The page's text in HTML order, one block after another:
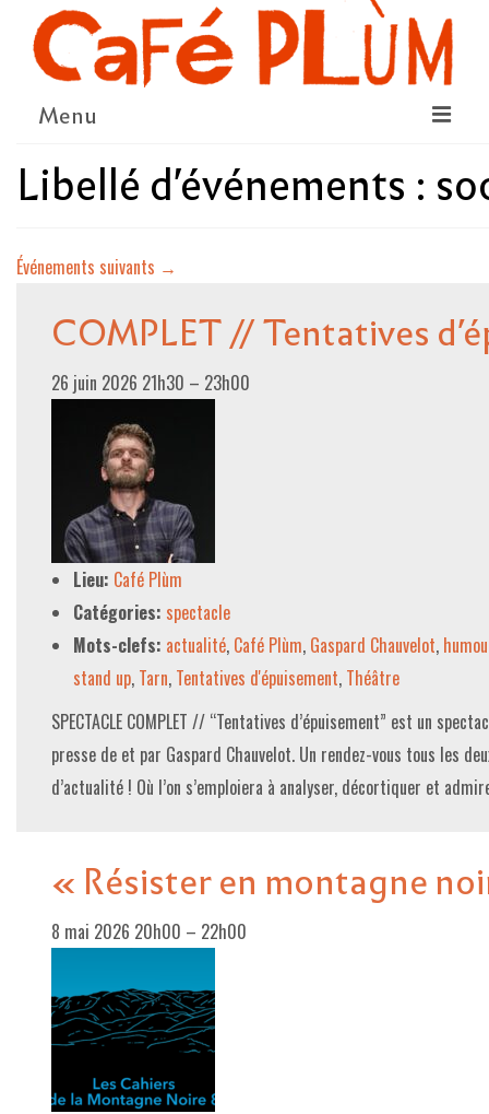
Menu
LE PROJET
LE CONSEIL COOPÉRATIF
DÉTAIL DES ÉVÉNEMENTS
LA SAISON CULTURELLE
AMI·ES ARTISTES
LE PROJET DE TERRITOIRE
LE CAFÉ/RESTO
LES FORMULES
LA CARTE
NOS FOURNISSEUR·EUSE·S
LA LIBRAIRIE
UNE LIBRAIRIE INDÉPENDANTE
LES EXPOSITIONS
INFOS & ACCESSIBILITÉ
Libellé d'événements :
Événements suivants →
COMPLET // Tentatives
26 juin 2026 21h30 – 23h00
Lieu: Café Plùm
Catégories: spectacle
Mots-clefs: actualité, Café Plùm, Gaspard Chauvelot,
stand up, Tarn, Tentatives d'épuisement, Théâtre
SPECTACLE COMPLET // “Tentatives d’épuisement” est un
presse de et par Gaspard Chauvelot. Un rendez-vous tous les
d’actualité ! Où l’on s’emploiera à analyser, décortiquer et
« Résister en montagne
8 mai 2026 20h00 – 22h00